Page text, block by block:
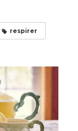
respirer